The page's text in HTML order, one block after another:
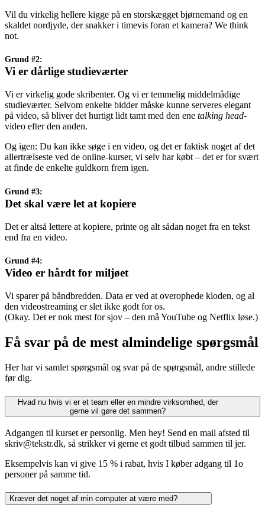
Vil du virkelig hellere kigge på en storskægget bjørnemand og en
skaldet nordjyde, der snakker i timevis foran et kamera? We think
not.
Grund #2:
Vi er dårlige studieværter
Vi er virkelig gode skribenter. Og vi er temmelig middelmådige
studieværter. Selvom enkelte bidder måske kunne serveres elegant
på video, så bliver det hurtigt lidt tamt med den ene talking head-
video efter den anden.
Og igen: Du kan ikke søge i en video, og det er faktisk noget af det
allertrælseste ved de online-kurser, vi selv har købt – det er for svært
at finde de enkelte guldkorn frem igen.
Grund #3:
Det skal være let at kopiere
Det er altså lettere at kopiere, printe og alt sådan noget fra en tekst
end fra en video.
Grund #4:
Video er hårdt for miljøet
Vi sparer på båndbredden. Data er ved at overophede kloden, og al
den videostreaming er slet ikke godt for os.
(Okay. Det er nok mest for sjov – den må YouTube og Netflix løse.)
Få svar på de mest almindelige spørgsmål
Her har vi samlet spørgsmål og svar på de spørgsmål, andre stillede
før dig.
Hvad nu hvis vi er et team eller en mindre virksomhed, der
gerne vil gøre det sammen?
Adgangen til kurset er personlig. Men hey! Send en mail afsted til
skriv@tekstr.dk, så strikker vi gerne et godt tilbud sammen til jer.
Eksempelvis kan vi give 15 % i rabat, hvis I køber adgang til 1o
personer på samme tid.
Kræver det noget af min computer at være med?